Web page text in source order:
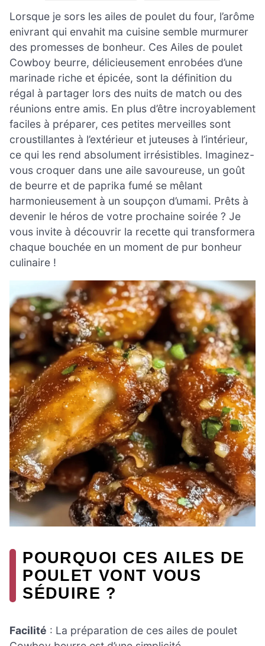
Lorsque je sors les ailes de poulet du four, l’arôme
enivrant qui envahit ma cuisine semble murmurer
des promesses de bonheur. Ces Ailes de poulet
Cowboy beurre, délicieusement enrobées d’une
marinade riche et épicée, sont la définition du
régal à partager lors des nuits de match ou des
réunions entre amis. En plus d’être incroyablement
faciles à préparer, ces petites merveilles sont
croustillantes à l’extérieur et juteuses à l’intérieur,
ce qui les rend absolument irrésistibles. Imaginez-
vous croquer dans une aile savoureuse, un goût
de beurre et de paprika fumé se mêlant
harmonieusement à un soupçon d’umami. Prêts à
devenir le héros de votre prochaine soirée ? Je
vous invite à découvrir la recette qui transformera
chaque bouchée en un moment de pur bonheur
culinaire !
POURQUOI CES AILES DE
POULET VONT VOUS
SÉDUIRE ?
Facilité : La préparation de ces ailes de poulet